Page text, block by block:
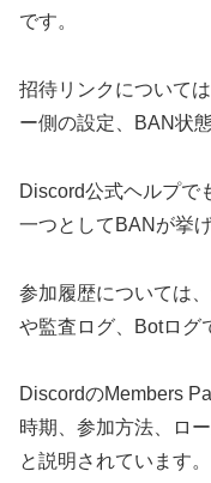
です。
招待リンクについて
ー側の設定、BAN状
Discord公式ヘルプで
一つとしてBANが挙
参加履歴については
や監査ログ、Botログ
DiscordのMembers
時期、参加方法、ロ
と説明されています。